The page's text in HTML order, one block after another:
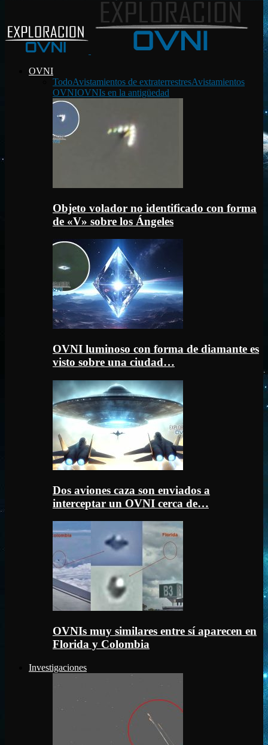
OVNI
TodoAvistamientos de extraterrestresAvistamientos
OVNIOVNIs en la antigüedad
Objeto volador no identificado con forma
de «V» sobre los Ángeles
OVNI luminoso con forma de diamante es
visto sobre una ciudad…
Dos aviones caza son enviados a
interceptar un OVNI cerca de…
OVNIs muy similares entre sí aparecen en
Florida y Colombia
Investigaciones